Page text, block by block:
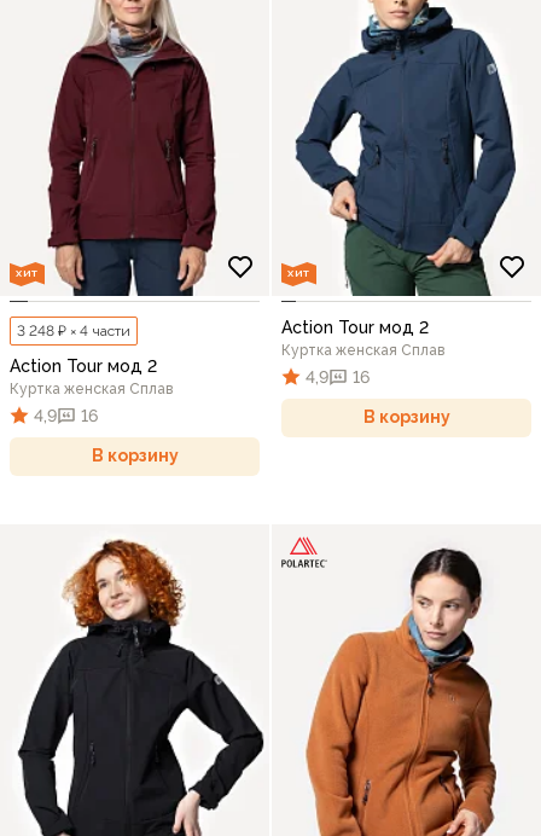
ХИТ
3 248 ₽ × 4 части
Action Tour мод 2
Куртка женская Сплав
4,9 16
В корзину
ХИТ
Action Tour мод 2
Куртка женская Сплав
4,9 16
В корзину